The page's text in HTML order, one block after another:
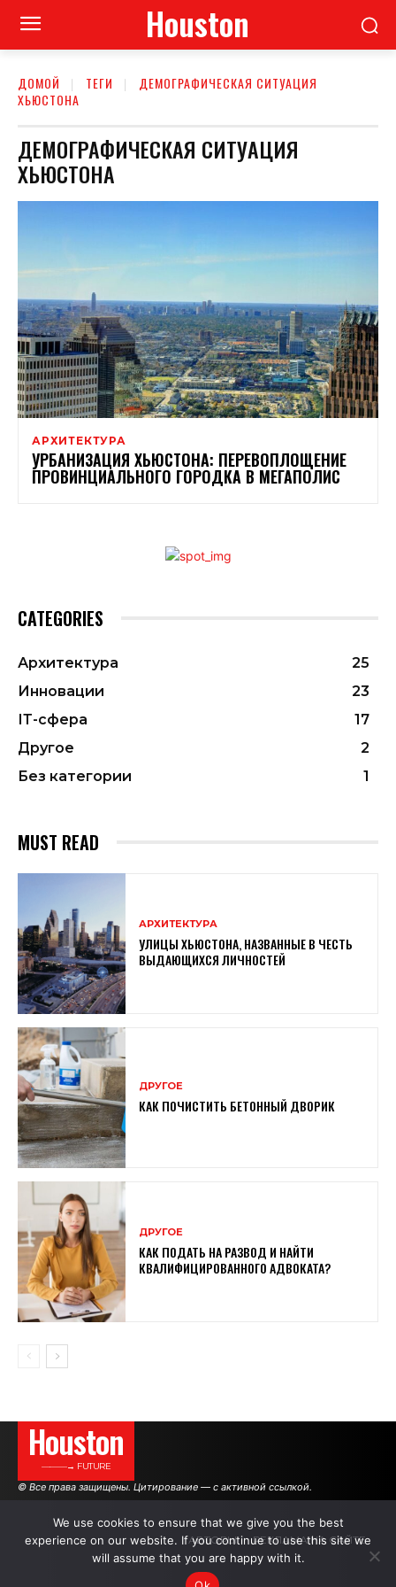
Houston
ДОМОЙ ТЕГИ
ДЕМОГРАФИЧЕСКАЯ СИТУАЦИЯ
ХЬЮСТОНА
ДЕМОГРАФИЧЕСКАЯ СИТУАЦИЯ
ХЬЮСТОНА
АРХИТЕКТУРА
УРБАНИЗАЦИЯ ХЬЮСТОНА: ПЕРЕВОПЛОЩЕНИЕ
ПРОВИНЦИАЛЬНОГО ГОРОДКА В МЕГАПОЛИС
CATEGORIES
Архитектура
25
Инновации
23
ІТ-сфера
17
Другое
2
Без категории
1
MUST READ
АРХИТЕКТУРА
УЛИЦЫ ХЬЮСТОНА, НАЗВАННЫЕ В ЧЕСТЬ
ВЫДАЮЩИХСЯ ЛИЧНОСТЕЙ
ДРУГОЕ
КАК ПОЧИСТИТЬ БЕТОННЫЙ ДВОРИК
ДРУГОЕ
КАК ПОДАТЬ НА РАЗВОД И НАЙТИ
КВАЛИФИЦИРОВАННОГО АДВОКАТА?
Houston
———→ FUTURE
© Все права защищены. Цитирование — с активной ссылкой.
АВТОРЫ РЕКЛАМА НА САЙТЕ
We use cookies to ensure that we give you the best
experience on our website. If you continue to use this site we
will assume that you are happy with it.